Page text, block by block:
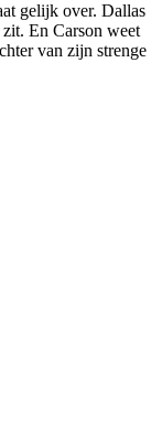
gelijk over. Dallas
En Carson weet
van zijn strenge